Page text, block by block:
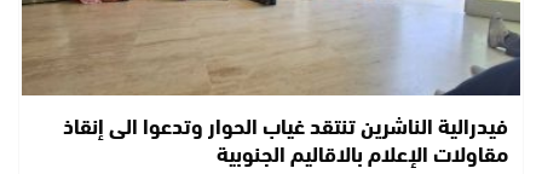
فيدرالية الناشرين تنتقد غياب الحوار وتدعوا الى إنقاذ
مقاولات الإعلام بالاقاليم الجنوبية